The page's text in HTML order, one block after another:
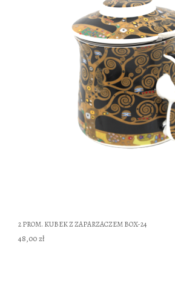
2 PROM. KUBEK Z ZAPARZACZEM BOX-24
48,00 zł